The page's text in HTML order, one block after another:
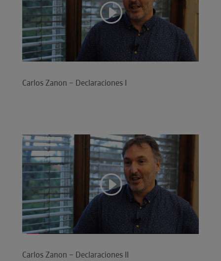
Carlos Zanon – Declaraciones I
Carlos Zanon – Declaraciones II